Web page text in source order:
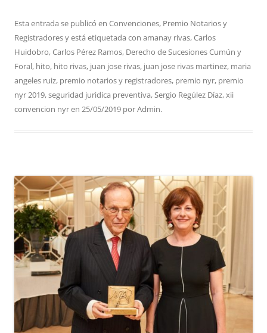
Esta entrada se publicó en Convenciones, Premio Notarios y
Registradoresy está etiquetada con amanay rivas,Carlos
Huidobro,Carlos Pérez Ramos, Derecho de Sucesiones Cumún y
Foral, hito, hito rivas, juan jose rivas, juan jose rivas martinez, maria
angeles ruiz, premio notarios y registradores, premio nyr, premio
nyr 2019,seguridad juridica preventiva,Sergio Regúlez Díaz,xii
convencion nyren 25/05/2019 porAdmin.